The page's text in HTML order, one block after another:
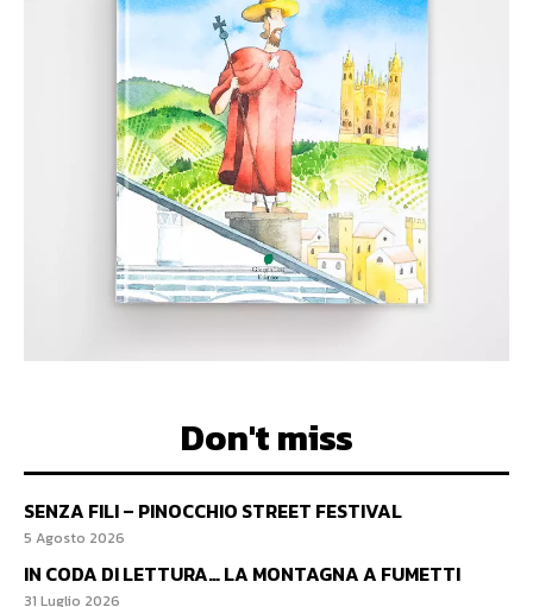
Don't miss
SENZA FILI – PINOCCHIO STREET FESTIVAL
5 Agosto 2026
IN CODA DI LETTURA… LA MONTAGNA A FUMETTI
31 Luglio 2026